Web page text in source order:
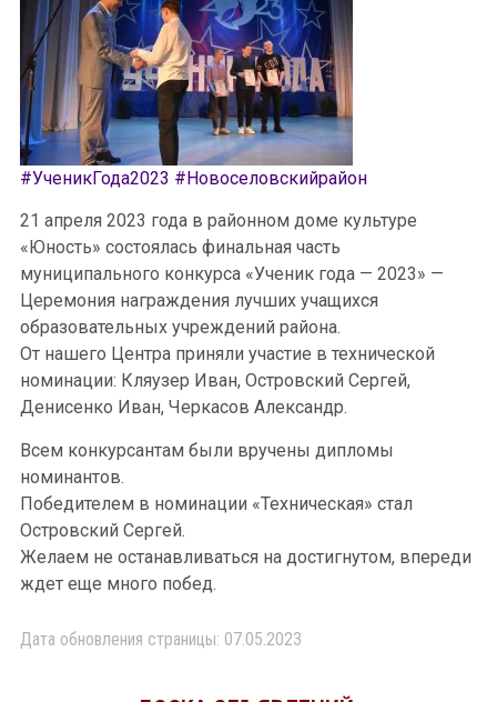
#УченикГода2023 #Новоселовскийрайон
21 апреля 2023 года в районном доме культуре
«Юность» состоялась финальная часть
муниципального конкурса «Ученик года — 2023» —
Церемония награждения лучших учащихся
образовательных учреждений района.
От нашего Центра приняли участие в технической
номинации: Кляузер Иван, Островский Сергей,
Денисенко Иван, Черкасов Александр.
Всем конкурсантам были вручены дипломы
номинантов.
Победителем в номинации «Техническая» стал
Островский Сергей.
Желаем не останавливаться на достигнутом, впереди
ждет еще много побед.
Дата обновления страницы: 07.05.2023